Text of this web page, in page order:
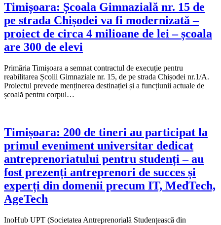
Timișoara: Școala Gimnazială nr. 15 de
pe strada Chișodei va fi modernizată –
proiect de circa 4 milioane de lei – școala
are 300 de elevi
Primăria Timișoara a semnat contractul de execuție pentru
reabilitarea Școlii Gimnaziale nr. 15, de pe strada Chișodei nr.1/A.
Proiectul prevede menținerea destinației și a funcțiunii actuale de
școală pentru corpul…
Timișoara: 200 de tineri au participat la
primul eveniment universitar dedicat
antreprenoriatului pentru studenți – au
fost prezenți antreprenori de succes și
experți din domenii precum IT, MedTech,
AgeTech
InoHub UPT (Societatea Antreprenorială Studențească din